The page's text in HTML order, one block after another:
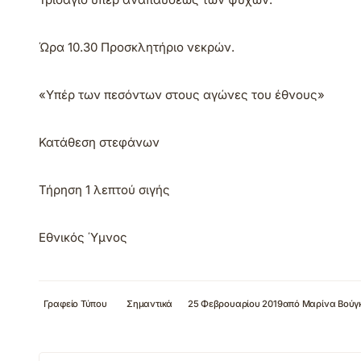
Ώρα 10.30 Προσκλητήριο νεκρών.
«Υπέρ των πεσόντων στους αγώνες του έθνους»
Κατάθεση στεφάνων
Τήρηση 1 λεπτού σιγής
Εθνικός Ύμνος
Γραφείο Τύπου Σημαντικά 25 Φεβρουαρίου 2019από Μαρίνα